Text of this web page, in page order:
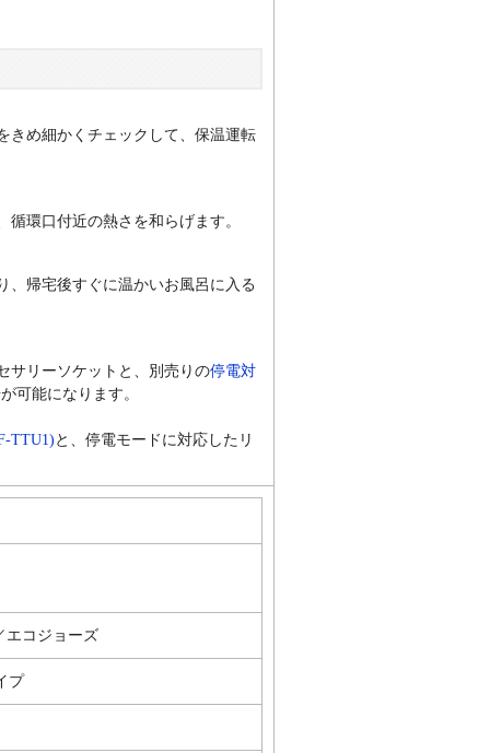
きめ細かくチェックして、保温運転
環口付近の熱さを和らげます。
、帰宅後すぐに温かいお風呂に入る
サリーソケットと、別売りの停電対
可能になります。
TTU1) と、停電モードに対応したリ
エコジョーズ
プ